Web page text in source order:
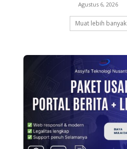
Agustus 6, 2026
Muat lebih banyak